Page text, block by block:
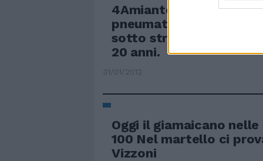
4Amianto, batterie
pneumatici, eternit e
sotto strati di terriccio
20 anni.
31/01/2012
Oggi il giamaicano
100 Nel martello ci
Vizzoni